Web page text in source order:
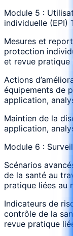
Module 5 :
individuelle (EPI)
Mesures et
protection
et revue pratique
Actions
équipements de
application,
Maintien de la
application,
Module 6 :
Scénarios
de la santé au
pratique liées au
Indicateurs de
contrôle de la
revue pratique